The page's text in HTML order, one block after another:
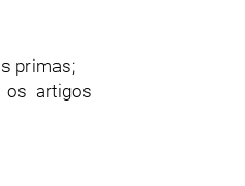
primas;
os artigos